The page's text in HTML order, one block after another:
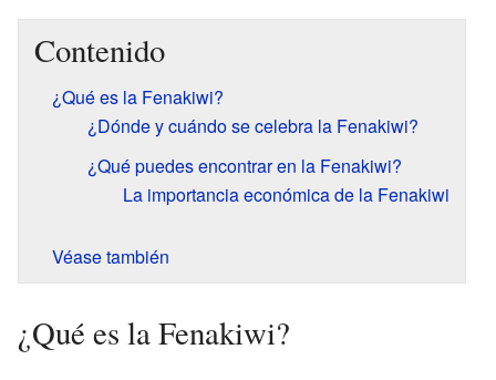
Contenido
¿Qué es la Fenakiwi?
¿Dónde y cuándo se celebra la Fenakiwi?
¿Qué puedes encontrar en la Fenakiwi?
La importancia económica de la Fenakiwi
Véase también
¿Qué es la Fenakiwi?